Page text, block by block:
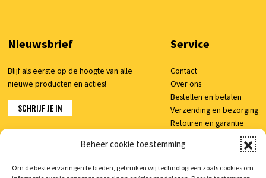
Beheer cookie toestemming
Om de beste ervaringen te bieden, gebruiken wij technologieën zoals cookies om
Nieuwsbrief
Blijf als eerste op de hoogte van alle
nieuwe producten en acties!
SCHRIJF JE IN
Service
Contact
Over ons
Bestellen en betalen
Verzending en bezorging
Retouren en garantie
Veelgestelde vragen